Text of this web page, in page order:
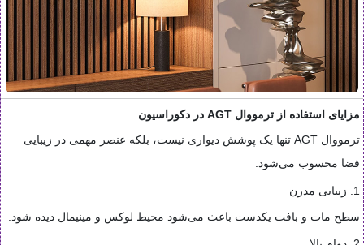
مزایای استفاده از ترمووال AGT در دکوراسیون
ترمووال AGT تنها یک پوشش دیواری نیست، بلکه عنصر مهمی در زیبایی
فضا محسوب می‌شود.
1. زیبایی مدرن
سطح مات و بافت یکدست باعث می‌شود محیط لوکس و مینیمال دیده شود.